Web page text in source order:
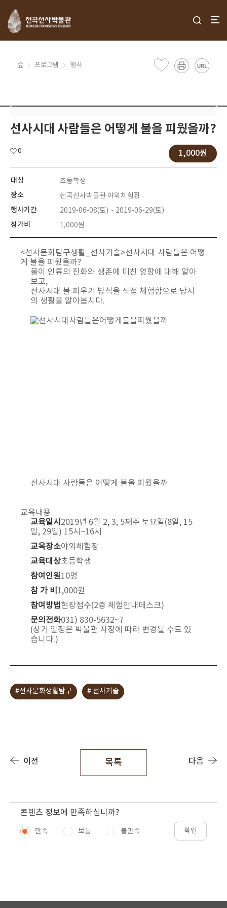
프로그램 행사
선사시대 사람들은 어떻게 불을 피웠을까?
0 1,000원
대상 초등학생
장소 전곡선사박물관 야외체험장
행사기간 2019-06-08(토) ~ 2019-06-29(토)
참가비 1,000원
<선사문화탐구생활_선사기술>선사시대 사람들은 어떻
게 불을 피웠을까?
불이 인류의 진화와 생존에 미친 영향에 대해 알아
보고,
선사시대 불 피우기 방식을 직접 체험함으로 당시
의 생활을 알아봅시다.
선사시대 사람들은 어떻게 불을 피웠을까
교육내용
교육일시 2019년 6월 2, 3, 5째주 토요일(8일, 15
일, 29일) 15시~16시
교육장소야외체험장
교육대상초등학생
참여인원10명
참 가 비 1,000원
참여방법 현장접수(2층 체험안내데스크)
문의전화031) 830-5632~7
(상기 일정은 박물관 사정에 따라 변경될 수도 있
습니다.)
#선사문화생할탐구 # 선사기술
이전 목록 다음
콘텐츠 정보에 만족하십니까?
만족 보통 불만족 확인